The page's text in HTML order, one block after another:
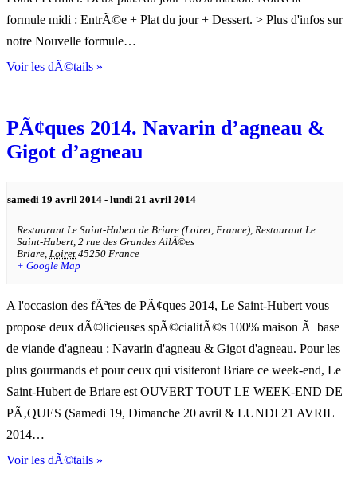
formule midi : EntrÃ©e + Plat du jour + Dessert. > Plus d'infos sur
notre Nouvelle formule…
Voir les dÃ©tails »
PÃ¢ques 2014. Navarin d’agneau &
Gigot d’agneau
samedi 19 avril 2014 - lundi 21 avril 2014
Restaurant Le Saint-Hubert de Briare (Loiret, France), Restaurant Le
Saint-Hubert, 2 rue des Grandes AllÃ©es
Briare Loiret 45250 France
+ Google Map
A l'occasion des fÃªtes de PÃ¢ques 2014, Le Saint-Hubert vous
propose deux dÃ©licieuses spÃ©cialitÃ©s 100% maison Ã base
de viande d'agneau : Navarin d'agneau & Gigot d'agneau. Pour les
plus gourmands et pour ceux qui visiteront Briare ce week-end, Le
Saint-Hubert de Briare est OUVERT TOUT LE WEEK-END DE
PÃ‚QUES (Samedi 19, Dimanche 20 avril & LUNDI 21 AVRIL
2014…
Voir les dÃ©tails »